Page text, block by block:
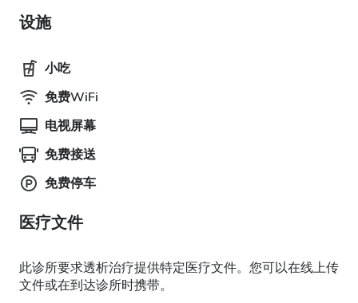
设施
小吃
免费WiFi
电视屏幕
免费接送
免费停车
医疗文件
此诊所要求透析治疗提供特定医疗文件。您可以在线上传
文件或在到达诊所时携带。